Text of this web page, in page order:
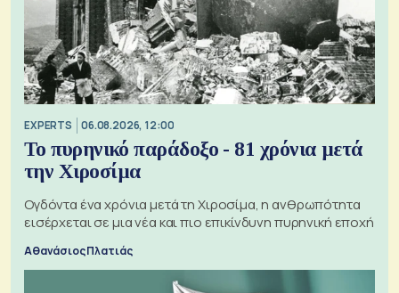
EXPERTS 06.08.2026, 12:00
Το πυρηνικό παράδοξο - 81 χρόνια μετά
την Χιροσίμα
Ογδόντα ένα χρόνια μετά τη Χιροσίμα, η ανθρωπότητα
εισέρχεται σε μια νέα και πιο επικίνδυνη πυρηνική εποχή
Αθανάσιος Πλατιάς